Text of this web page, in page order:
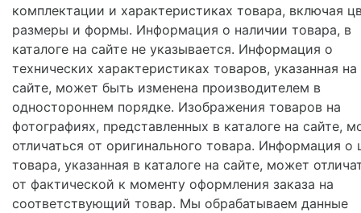
комплектации и характеристиках товара, включая
размеры и формы. Информация о наличии товара, в
каталоге на сайте не указывается. Информация о
технических характеристиках товаров, указанная на
сайте, может быть изменена производителем в
одностороннем порядке. Изображения товаров на
фотографиях, представленных в каталоге на сайте,
отличаться от оригинального товара. Информация о
товара, указанная в каталоге на сайте, может
от фактической к моменту оформления заказа на
соответствующий товар. Мы обрабатываем данные